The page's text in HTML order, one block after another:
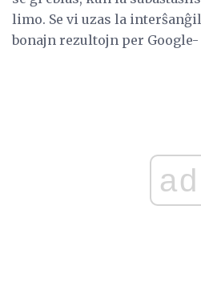
limo. Se vi uzas la
bonajn rezultojn per Google-
ad